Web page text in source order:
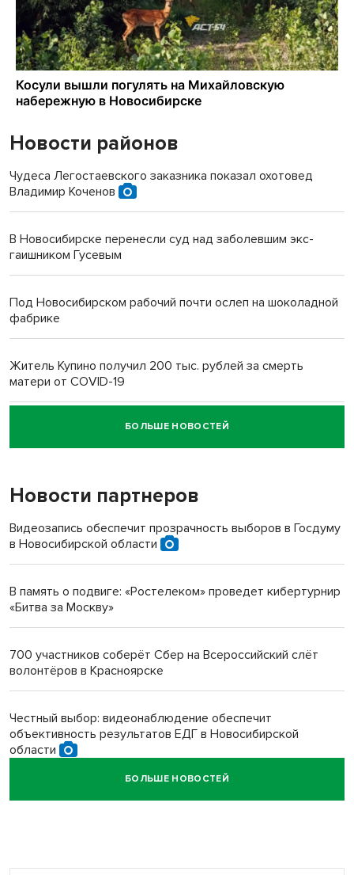
Новости районов
Чудеса Легостаевского заказника показал охотовед
Владимир Коченов
В Новосибирске перенесли суд над заболевшим экс-
гаишником Гусевым
Под Новосибирском рабочий почти ослеп на шоколадной
фабрике
Житель Купино получил 200 тыс. рублей за смерть
матери от COVID-19
Новосибирский суд наказал водителя за смерть
пенсионерки на вокзале
«Мы живём на пастбище!»: в новосибирском селе лошади
терроризируют жителей
Инвалид получил условный срок за избиение врачей
Новосибирский преподаватель с женой вошли в топ-16
Обновлённое отделение ВТБ открылось в Искитиме
БОЛЬШЕ НОВОСТЕЙ
Новости партнеров
Видеозапись обеспечит прозрачность выборов в Госдуму
в Новосибирской области
В память о подвиге: «Ростелеком» проведет кибертурнир
«Битва за Москву»
700 участников соберёт Сбер на Всероссийский слёт
волонтёров в Красноярске
Честный выбор: видеонаблюдение обеспечит
объективность результатов ЕДГ в Новосибирской
области
Кибертанки пошли в бой: «Ростелеком» объявляет
БОЛЬШЕ НОВОСТЕЙ